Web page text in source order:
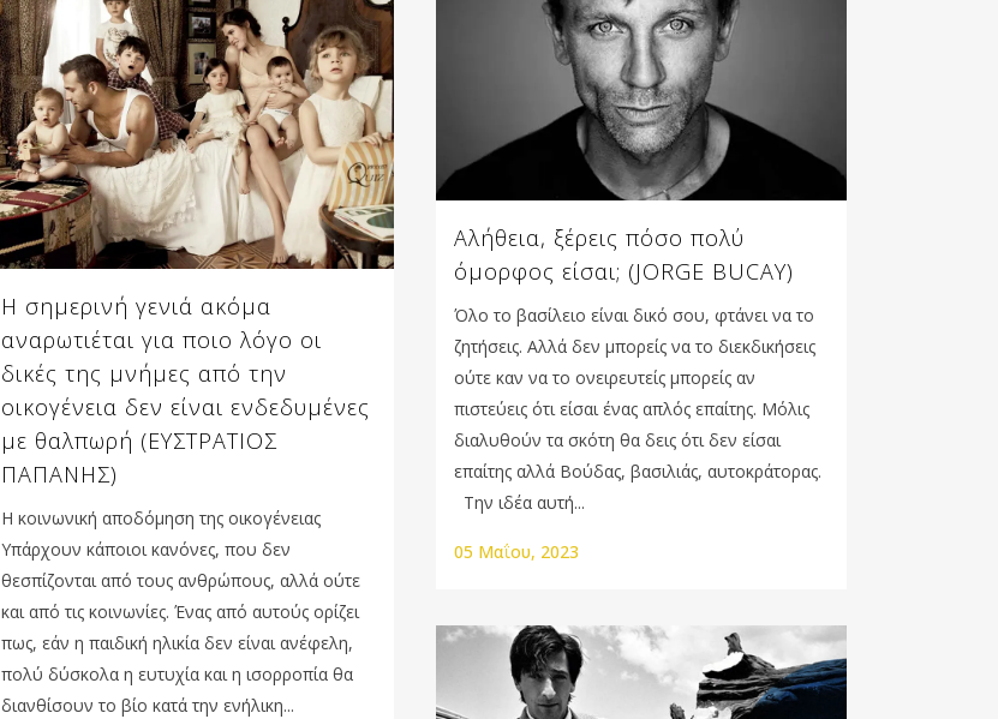
Αλήθεια, ξέρεις πόσο πολύ
όμορφος είσαι; (JORGE BUCAY)
Όλο το βασίλειο είναι δικό σου, φτάνει να το
ζητήσεις. Αλλά δεν μπορείς να το διεκδικήσεις
ούτε καν να το ονειρευτείς μπορείς αν
πιστεύεις ότι είσαι ένας απλός επαίτης. Μόλις
διαλυθούν τα σκότη θα δεις ότι δεν είσαι
επαίτης αλλά Βούδας, βασιλιάς, αυτοκράτορας.
Την ιδέα αυτή...
05 Μαΐου, 2023
Η σημερινή γενιά ακόμα
αναρωτιέται για ποιο λόγο οι
δικές της μνήμες από την
οικογένεια δεν είναι ενδεδυμένες
με θαλπωρή (ΕΥΣΤΡΑΤΙΟΣ
ΠΑΠΑΝΗΣ)
Η κοινωνική αποδόμηση της οικογένειας
Υπάρχουν κάποιοι κανόνες, που δεν
θεσπίζονται από τους ανθρώπους, αλλά ούτε
και από τις κοινωνίες. Ένας από αυτούς ορίζει
πως, εάν η παιδική ηλικία δεν είναι ανέφελη,
πολύ δύσκολα η ευτυχία και η ισορροπία θα
διανθίσουν το βίο κατά την ενήλικη...